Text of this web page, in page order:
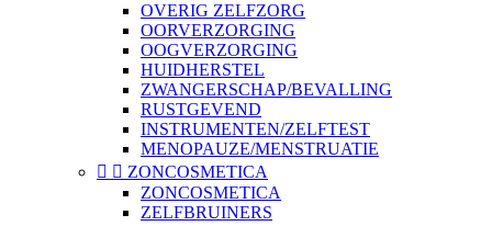
OVERIG ZELFZORG
OORVERZORGING
OOGVERZORGING
HUIDHERSTEL
ZWANGERSCHAP/BEVALLING
RUSTGEVEND
INSTRUMENTEN/ZELFTEST
MENOPAUZE/MENSTRUATIE
  ZONCOSMETICA
ZONCOSMETICA
ZELFBRUINERS